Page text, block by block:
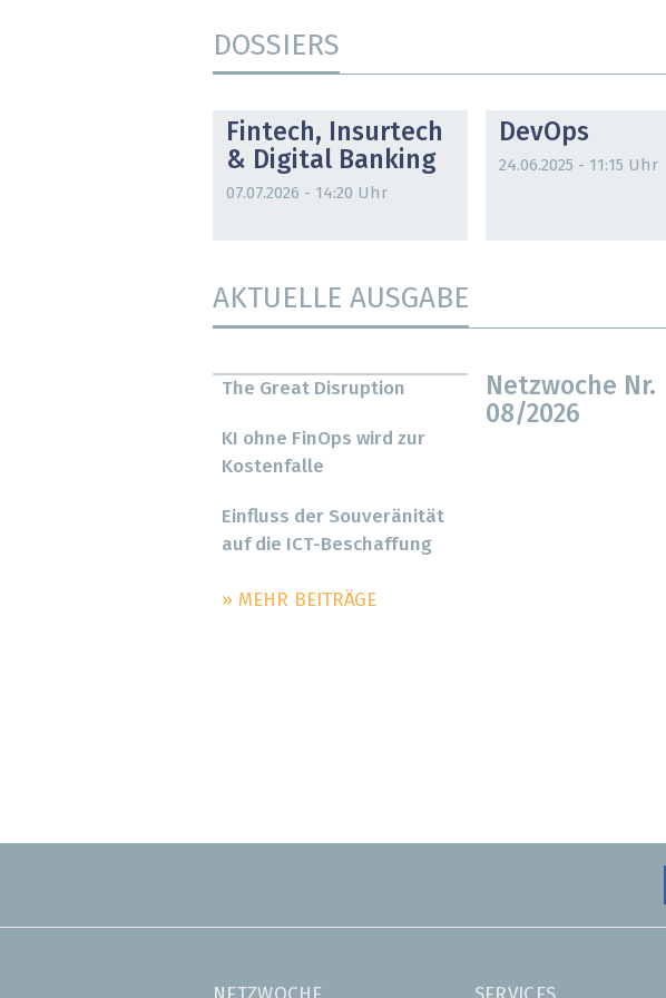
DOSSIERS
Fintech, Insurtech
& Digital Banking
07.07.2026 - 14:20 Uhr
DevOps
24.06.2025 - 11:15 Uhr
AKTUELLE AUSGABE
Netzwoche Nr.
08/2026
The Great Disruption
KI ohne FinOps wird zur
Kostenfalle
Einfluss der Souveränität
auf die ICT-Beschaffung
» MEHR BEITRÄGE